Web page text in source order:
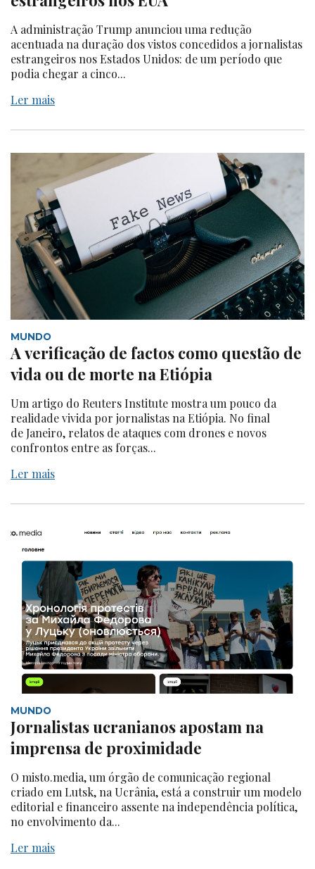
A administração Trump anunciou uma redução
acentuada na duração dos vistos concedidos a jornalistas
estrangeiros nos Estados Unidos: de um período que
podia chegar a cinco...
Ler mais
MUNDO
A verificação de factos como questão de
vida ou de morte na Etiópia
Um artigo do Reuters Institute mostra um pouco da
realidade vivida por jornalistas na Etiópia. No final
de Janeiro, relatos de ataques com drones e novos
confrontos entre as forças...
Ler mais
MUNDO
Jornalistas ucranianos apostam na
imprensa de proximidade
O misto.media, um órgão de comunicação regional
criado em Lutsk, na Ucrânia, está a construir um modelo
editorial e financeiro assente na independência política,
no envolvimento da...
Ler mais